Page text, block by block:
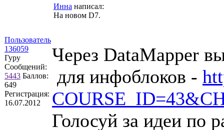
Пользователь
136059
Гуру
Сообщений:
5443 Баллов:
649
Регистрация:
16.07.2012
Инна написал:
На новом D7.
Через DataMapper
для инфоблоков -
Голосуй за идеи по